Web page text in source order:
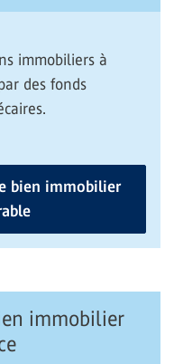
immobiliers à
des fonds
bien immobilier
immobilier